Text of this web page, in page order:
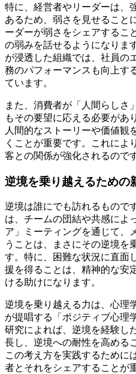
特に、経営者やリーダーは、
あるため、弱さを見せること
ーダーが弱さをシェアするこ
の弱みを話せるようになりま
が浸透した組織では、社員の
務のパフォーマンスも向上す
ています。
また、消費者が「人間らしさ
もその要望に応える必要があ
人間的なストーリーや価値観
くことが重要です。これによ
客との関係が強化されるのです
逆境を乗り越えるための
逆境は誰にでも訪れるもので
は、チームの団結や共感によ
ア」ミーティングを通じて、
うことは、まさにその逆境を
す。特に、困難な状況に直面
援を得ることは、精神的な安
ける助けになります。
逆境を乗り越える力は、心理
が提唱する「ポジティブ心理
研究によれば、逆境を経験し
長し、逆境への耐性を高める
この考え方を実践するために
者とそれをシェアすることが